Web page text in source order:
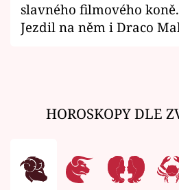
slavného filmového koně.
Jezdil na něm i Draco
HOROSKOPY DLE